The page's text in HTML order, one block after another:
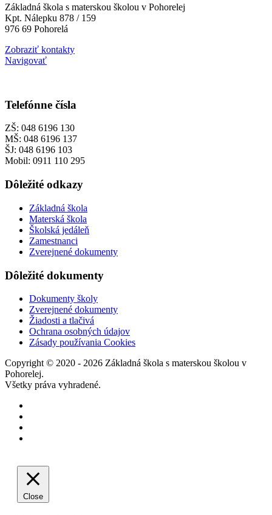
Základná škola s materskou školou v Pohorelej
Kpt. Nálepku 878 / 159
976 69 Pohorelá
Zobraziť kontakty
Navigovať
Telefónne čísla
ZŠ: 048 6196 130
MŠ: 048 6196 137
ŠJ: 048 6196 103
Mobil: 0911 110 295
Dôležité odkazy
Základná škola
Materská škola
Školská jedáleň
Zamestnanci
Zverejnené dokumenty
Dôležité dokumenty
Dokumenty školy
Zverejnené dokumenty
Žiadosti a tlačivá
Ochrana osobných údajov
Zásady používania Cookies
Copyright © 2020 - 2026 Základná škola s materskou školou v
Pohorelej.
Všetky práva vyhradené.
Close